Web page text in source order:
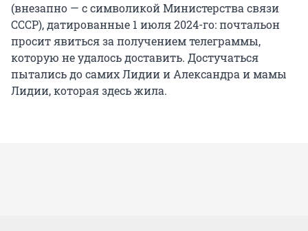
(внезапно — с символикой Министерства связи
СССР), датированные 1 июля 2024-го: почтальон
просит явиться за получением телеграммы,
которую не удалось доставить. Достучаться
пытались до самих Лидии и Александра и мамы
Лидии, которая здесь жила.